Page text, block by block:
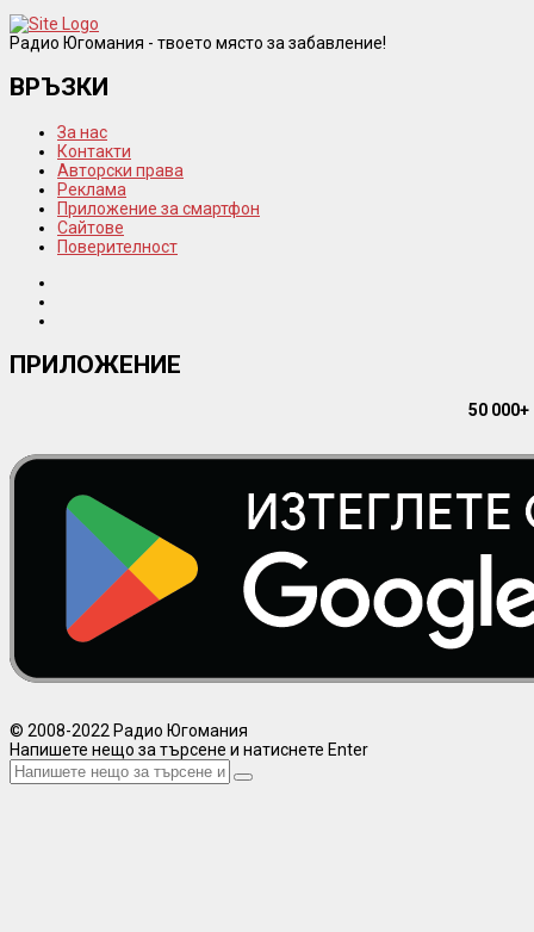
Радио Югомания - твоето място за забавление!
ВРЪЗКИ
За нас
Контакти
Авторски права
Реклама
Приложение за смартфон
Сайтове
Поверителност
ПРИЛОЖЕНИЕ
50
© 2008-2022 Радио Югомания
Напишете нещо за търсене и натиснете Enter